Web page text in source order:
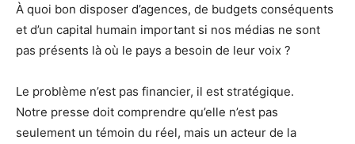
À quoi bon disposer d’agences, de budgets conséquents
et d’un capital humain important si nos médias ne sont
pas présents là où le pays a besoin de leur voix ?
Le problème n’est pas financier, il est stratégique.
Notre presse doit comprendre qu’elle n’est pas
seulement un témoin du réel, mais un acteur de la